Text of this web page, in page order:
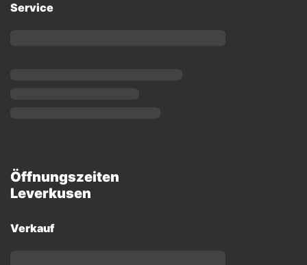
Service
Öffnungszeiten
Leverkusen
Verkauf